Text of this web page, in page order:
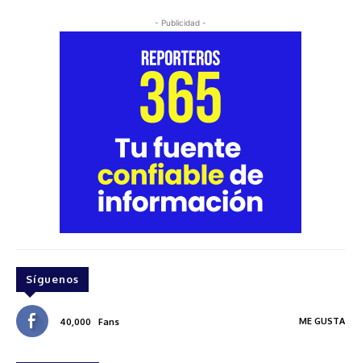
- Publicidad -
Síguenos
40,000 Fans ME GUSTA